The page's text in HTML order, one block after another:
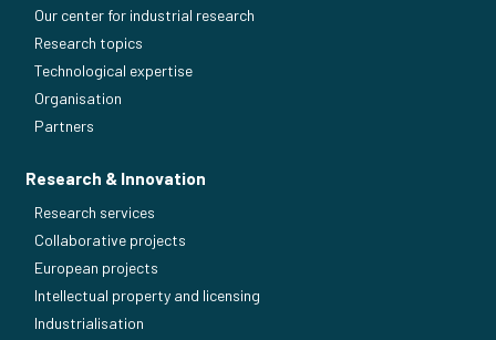
Our center for industrial research
Research topics
Technological expertise
Organisation
Partners
Research & Innovation
Research services
Collaborative projects
European projects
Intellectual property and licensing
Industrialisation